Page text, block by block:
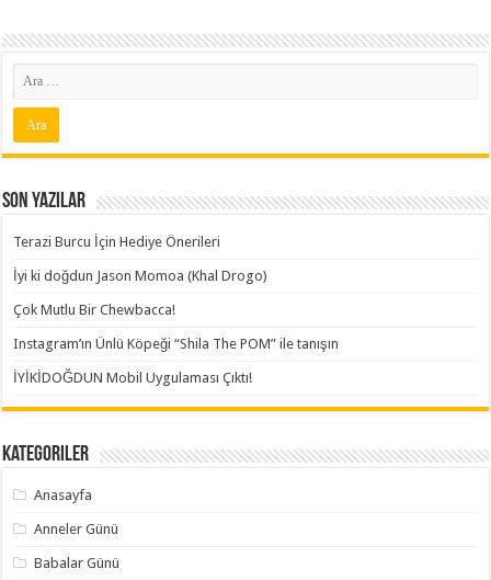
Son Yazılar
Terazi Burcu İçin Hediye Önerileri
İyi ki doğdun Jason Momoa (Khal Drogo)
Çok Mutlu Bir Chewbacca!
Instagram’ın Ünlü Köpeği “Shila The POM” ile tanışın
İYİKİDOĞDUN Mobil Uygulaması Çıktı!
Kategoriler
Anasayfa
Anneler Günü
Babalar Günü